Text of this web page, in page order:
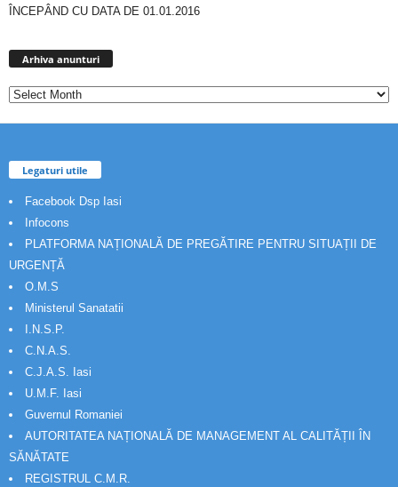
ÎNCEPÂND CU DATA DE 01.01.2016
Arhiva anunturi
Legaturi utile
Facebook Dsp Iasi
Infocons
PLATFORMA NAȚIONALĂ DE PREGĂTIRE PENTRU SITUAȚII DE
URGENȚĂ
O.M.S
Ministerul Sanatatii
I.N.S.P.
C.N.A.S.
C.J.A.S. Iasi
U.M.F. Iasi
Guvernul Romaniei
AUTORITATEA NAȚIONALĂ DE MANAGEMENT AL CALITĂȚII ÎN
SĂNĂTATE
REGISTRUL C.M.R.